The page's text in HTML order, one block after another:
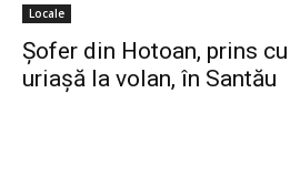
Locale
Șofer din Hotoan, prins
uriașă la volan, în Santău